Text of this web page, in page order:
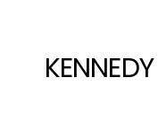
KENNEDY